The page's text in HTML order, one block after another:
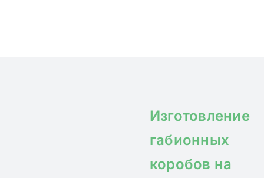
Изготовление
габионных
коробов на